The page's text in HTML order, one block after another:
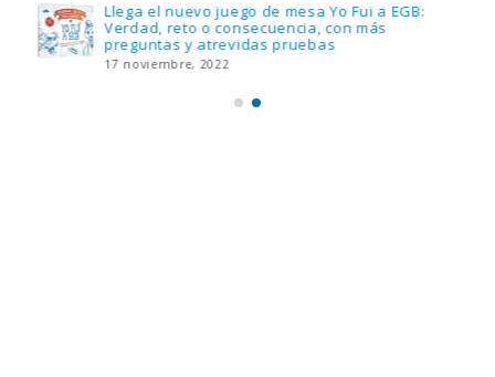
Llega el nuevo juego de mesa Yo Fui a EGB:
Verdad, reto o consecuencia, con más
preguntas y atrevidas pruebas
17 noviembre, 2022